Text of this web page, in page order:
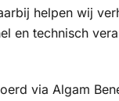
helpen wij
en technisch
via Algam